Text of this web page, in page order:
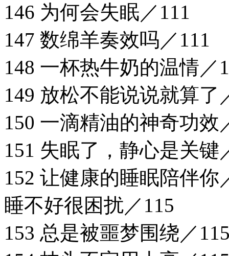
146 为何会失眠／111
147 数绵羊奏效吗／111
148 一杯热牛奶的温情／
149 放松不能说说就算了
150 一滴精油的神奇功效
151 失眠了，静心是关键
152 让健康的睡眠陪伴你
睡不好很困扰／115
153 总是被噩梦围绕／